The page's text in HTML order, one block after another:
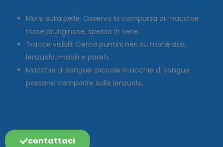
Morsi sulla pelle: Osserva la comparsa di macchie
rosse pruriginose, spesso in serie.
Tracce visibili: Cerca puntini neri su materassi,
lenzuola, mobili e pareti.
Macchie di sangue: piccole macchie di sangue
possono comparire sulle lenzuola.
contattaci